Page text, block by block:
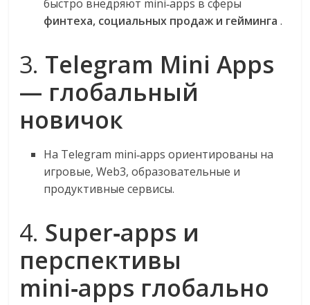
быстро внедряют mini‑apps в сферы
финтеха, социальных продаж и гейминга .
3. Telegram Mini Apps
— глобальный
новичок
На Telegram mini‑apps ориентированы на
игровые, Web3, образовательные и
продуктивные сервисы.
4. Super‑apps и
перспективы
mini‑apps глобально